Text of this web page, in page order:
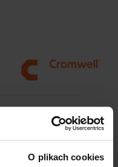
O plikach cookies